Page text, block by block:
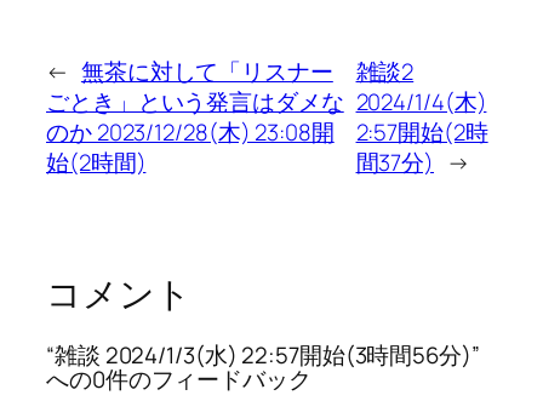
← 無茶に対して「リスナー
ごとき」という発言はダメな
のか 2023/12/28(木) 23:08開
始(2時間)
雑談2
2024/1/4(木)
2:57開始(2時
間37分) →
コメント
“雑談 2024/1/3(水) 22:57開始(3時間56分)”
への0件のフィードバック